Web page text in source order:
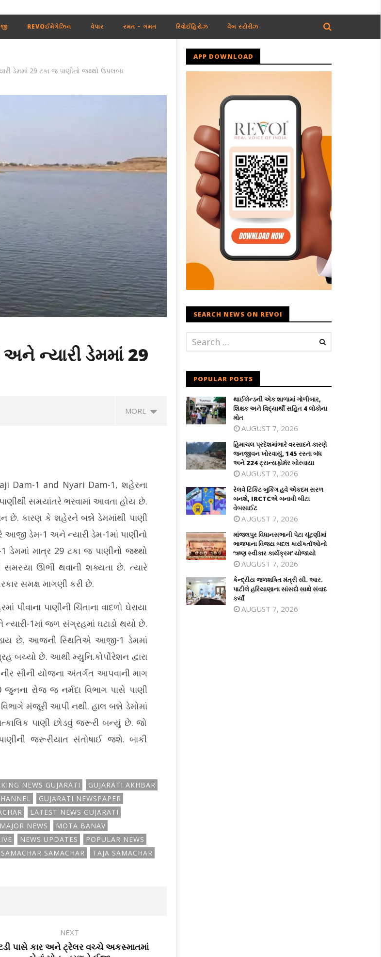
REVOઈમેગેઝિન વેપાર રમત – ગમત રિવોઈહિરોઝ વેબ સ્ટોરીઝ
ડેમમાં 29 ટકા જ પાણીનો જથ્થો ઉપલબ્ધ
ન્યારી ડેમમાં 29
MORE
શિક્ષક
હિમાચલ પ્રદેશમાંભારે વરસાદને કારણે
જનજીવન ખોરવાયું, 145 રસ્તા બંધ અને
224 ટ્રાન્સફોર્મર ખોરવાયા
June
17,
2026
રેલવે ટિકિટ બુકિંગ હવે એકદમ સરળ બનશે,
IRCTCએ બનાવી બીટા વેબસાઈટ
માંજલપુર વિધાનસભાની પેટા ચૂંટણીમાં
ભાજપાના વિજય બદલ કાર્યકર્તાઓનો
સ્વીકાર કાર્યક્રમ’ યોજાયો
June
2026
Dam-1 and Nyari Dam-1, શહેરના
સમયાંતરે ભરવામાં આવતા હોય છે.
છે. કારણ કે શહેરને બન્ને ડેમમાંથી પાણી
આજી ડેમ-1 અને ન્યારી ડેમ-1માં પાણીનો
ડેમમાં માત્ર 29 ટકા જ પાણીનો જથ્થો
ઊભી થવાની શક્યતા છે. ત્યારે
સમક્ષ માગણી કરી છે.
પાણીની ચિંતાના વાદળો ઘેરાયા
1માં જળ સંગ્રહમાં ઘટાડો થયો છે.
છે. આજની સ્થિતિએ આજી-1 ડેમમાં
બચ્યો છે. આથી મ્યુનિ.કોર્પોરેશન દ્વારા
સૌની યોજના અંતર્ગત આપવાની માગ
રોજ જ નર્મદા વિભાગ પાસે પાણી
મંજૂરી આપી નથી. હાલ બન્ને ડેમોમાં
પાણી છોડવું જરૂરી બન્યું છે. જો
જરૂરીયાત સંતોષાઈ જશે. બાકી
NEWS GUJARATI
GUJARATI AKHBAR
GUJARATI NEWSPAPER
LATEST NEWS GUJARATI
MAJOR NEWS
MOTA BANAV
NEWS UPDATES
POPULAR NEWS
SAMACHAR SAMACHAR
TAJA SAMACHAR
NEXT
પાસે કાર અને ટ્રેલર વચ્ચે અકસ્માતમાં
APP DOWNLOAD
SEARCH NEWS ON REVOI
POPULAR POSTS
થાઈલેન્ડની એક શાળામાં ગોળીબાર,
શિક્ષક અને વિદ્યાર્થી સહિત 4 લોકોના
મોત
AUGUST 7, 2026
હિમાચલ પ્રદેશમાંભારે વરસાદને કારણે
જનજીવન ખોરવાયું, 145 રસ્તા બંધ
અને 224 ટ્રાન્સફોર્મર ખોરવાયા
AUGUST 7, 2026
રેલવે ટિકિટ બુકિંગ હવે એકદમ સરળ
બનશે, IRCTCએ બનાવી બીટા
વેબસાઈટ
AUGUST 7, 2026
માંજલપુર વિધાનસભાની પેટા ચૂંટણીમાં
ભાજપાના વિજય બદલ કાર્યકર્તાઓનો
‘ઋણ સ્વીકાર કાર્યક્રમ’ યોજાયો
AUGUST 7, 2026
કેન્દ્રીય જળશક્તિ મંત્રી સી. આર.
પાટીલે હરિયાણાના સાંસદો સાથે સંવાદ
કર્યો
AUGUST 7, 2026